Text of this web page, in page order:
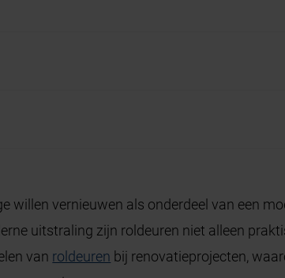
willen vernieuwen als onderdeel van een
uitstraling zijn roldeuren niet alleen
van roldeuren bij renovatieprojecten,